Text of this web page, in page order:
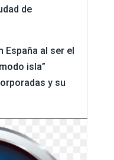
de
España al ser el
isla”
y su